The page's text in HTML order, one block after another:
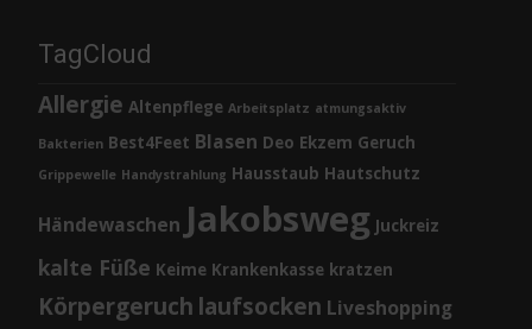
TagCloud
Allergie Altenpflege Arbeitsplatz atmungsaktiv
Bakterien Best4Feet Blasen Deo Ekzem Geruch
Grippewelle Handystrahlung Hausstaub Hautschutz
Händewaschen Jakobsweg Juckreiz
kalte Füße Keime Krankenkasse kratzen
Körpergeruch laufsocken Liveshopping